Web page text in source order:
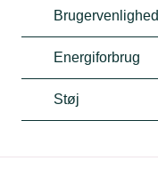
Brugervenlighed
Energiforbrug
Støj